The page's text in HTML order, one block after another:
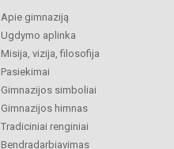
Apie gimnaziją
Ugdymo aplinka
Misija, vizija, filosofija
Pasiekimai
Gimnazijos simboliai
Gimnazijos himnas
Tradiciniai renginiai
Bendradarbiavimas